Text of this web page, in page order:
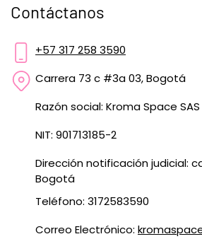
Contáctanos
+57 317 258 3590
Carrera 73 c #3a 03, Bogotá
Razón social: Kroma Space SAS
NIT: 901713185-2
Dirección notificación judicial:
Bogotá
Teléfono: 3172583590
Correo Electrónico: